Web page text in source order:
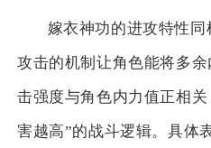
嫁衣神功的进攻特性
攻击的机制让角色能将多
击强度与角色内力值正相
害越高”的战斗逻辑。具体